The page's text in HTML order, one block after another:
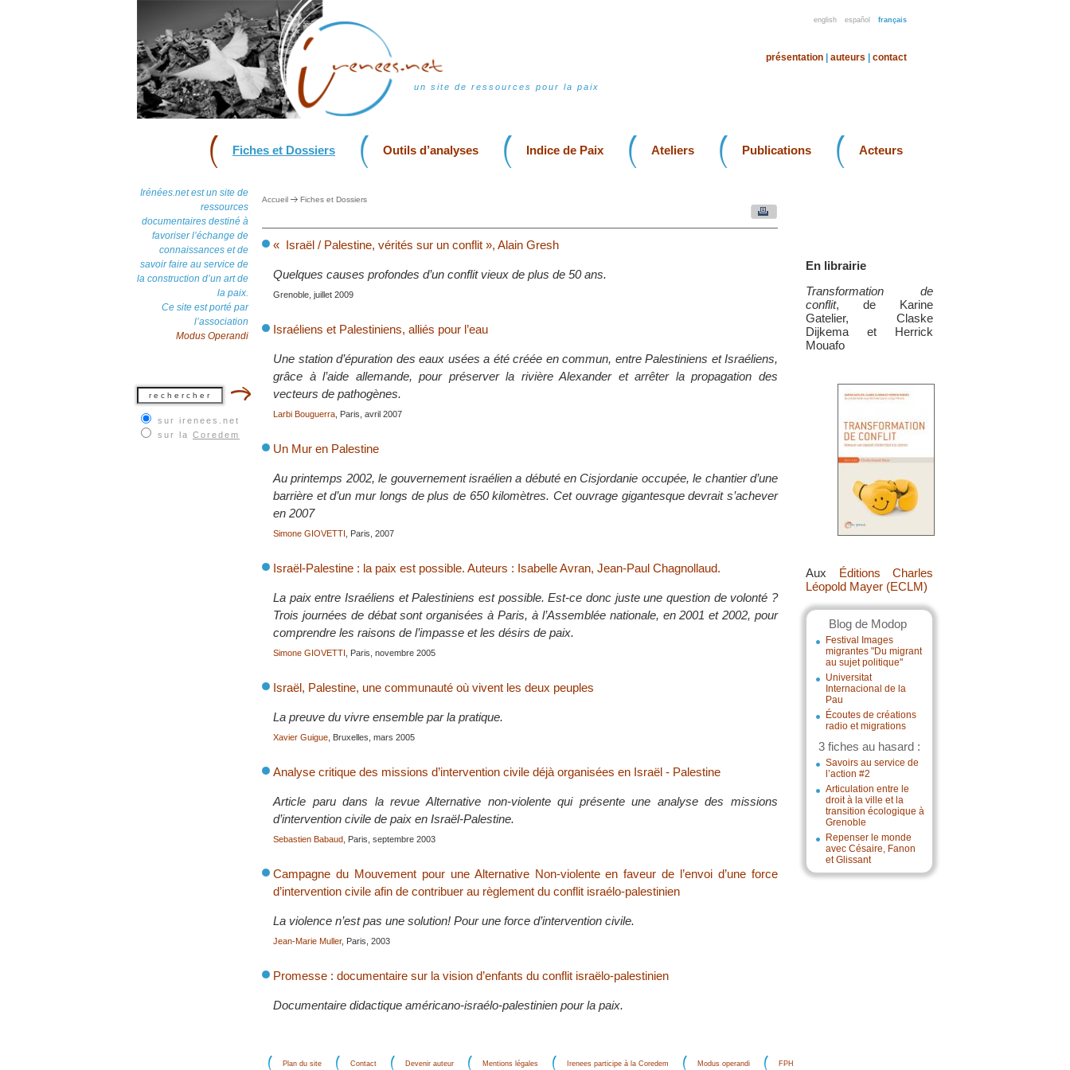
english español français
un site de ressources pour la paix
présentation auteurs contact
Fiches et Dossiers Outils d’analyses Indice de Paix Ateliers Publications Acteurs
Irénées.net est un site de
ressources
documentaires destiné à
favoriser l’échange de
connaissances et de
savoir faire au service de
la construction d’un art de
la paix.
Ce site est porté par
l’association
Modus Operandi
sur irenees.net
sur la Coredem
En librairie
Transformation de
conflit, de Karine
Gatelier, Claske
Dijkema et Herrick
Mouafo
Aux Éditions Charles
Léopold Mayer (ECLM)
Blog de Modop
Festival Images
migrantes "Du migrant
au sujet politique"
Universitat
Internacional de la
Pau
Écoutes de créations
radio et migrations
3 fiches au hasard :
Savoirs au service de
l’action #2
Articulation entre le
droit à la ville et la
transition écologique à
Grenoble
Repenser le monde
avec Césaire, Fanon
et Glissant
Accueil Fiches et Dossiers
« Israël / Palestine, vérités sur un conflit », Alain Gresh
Quelques causes profondes d’un conflit vieux de plus de 50 ans.
Grenoble, juillet 2009
Israéliens et Palestiniens, alliés pour l’eau
Une station d’épuration des eaux usées a été créée en commun, entre Palestiniens et Israéliens,
grâce à l’aide allemande, pour préserver la rivière Alexander et arrêter la propagation des
vecteurs de pathogènes.
Larbi Bouguerra , Paris, avril 2007
Un Mur en Palestine
Au printemps 2002, le gouvernement israélien a débuté en Cisjordanie occupée, le chantier d’une
barrière et d’un mur longs de plus de 650 kilomètres. Cet ouvrage gigantesque devrait s’achever
en 2007
Simone GIOVETTI , Paris, 2007
Israël-Palestine : la paix est possible. Auteurs : Isabelle Avran, Jean-Paul Chagnollaud.
La paix entre Israéliens et Palestiniens est possible. Est-ce donc juste une question de volonté ?
Trois journées de débat sont organisées à Paris, à l’Assemblée nationale, en 2001 et 2002, pour
comprendre les raisons de l’impasse et les désirs de paix.
Simone GIOVETTI , Paris, novembre 2005
Israël, Palestine, une communauté où vivent les deux peuples
La preuve du vivre ensemble par la pratique.
Xavier Guigue , Bruxelles, mars 2005
Analyse critique des missions d’intervention civile déjà organisées en Israël - Palestine
Article paru dans la revue Alternative non-violente qui présente une analyse des missions
d’intervention civile de paix en Israël-Palestine.
Sebastien Babaud , Paris, septembre 2003
Campagne du Mouvement pour une Alternative Non-violente en faveur de l’envoi d’une force
d’intervention civile afin de contribuer au règlement du conflit israélo-palestinien
La violence n’est pas une solution! Pour une force d’intervention civile.
Jean-Marie Muller, Paris, 2003
Promesse : documentaire sur la vision d’enfants du conflit israëlo-palestinien
Documentaire didactique américano-israélo-palestinien pour la paix.
Plan du site Contact Devenir auteur Mentions légales Irenees participe à la Coredem Modus operandi FPH